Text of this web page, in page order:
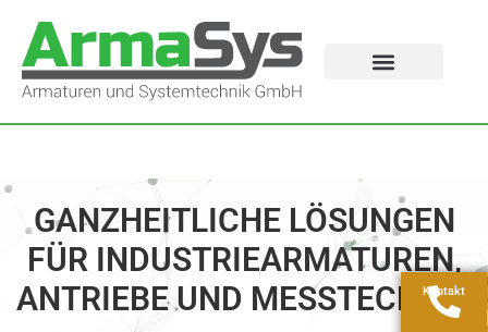
GANZHEIT­LICHE LÖSUNGEN
FÜR INDUSTRIE­ARMATUREN,
ANTRIEBE UND MESSTECHNIK
Kontakt